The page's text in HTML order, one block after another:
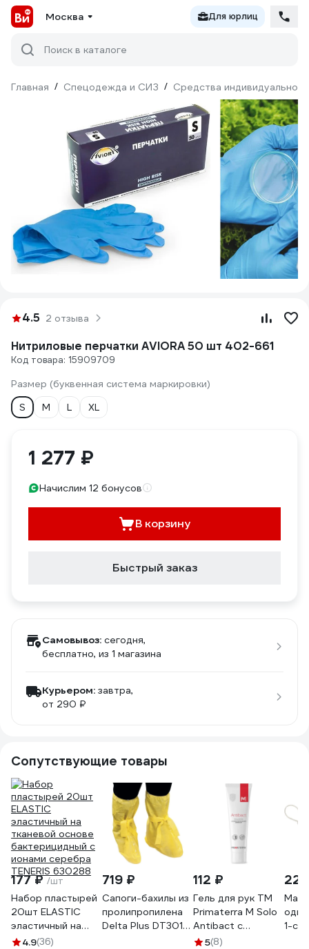
Москва Для юрлиц
Поиск в каталоге
Главная / Спецодежда и СИЗ / Средства индивидуальной
4.5 2 отзыва
Нитриловые перчатки AVIORA 50 шт 402-661
Код товара: 15909709
Размер (буквенная система маркировки)
S
M L XL
1 277 ₽
Начислим 12 бонусов
В корзину
Быстрый заказ
Самовывоз: сегодня,
бесплатно, из 1 магазина
Курьером: завтра,
от 290 ₽
Сопутствующие товары
177 ₽/шт
Набор пластырей
20шт ELASTIC
эластичный на
тканевой основе
4.9(36)
719 ₽
Сапоги-бахилы из
пролипропилена
Delta Plus DT301
112 ₽
Гель для рук TM
Primaterra M Solo
Antibact с
антибактериальным
5(8)
1-